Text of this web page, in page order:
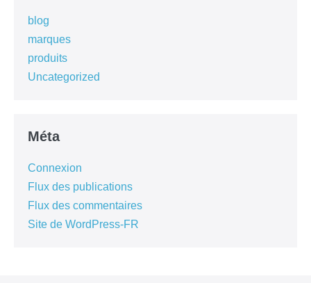
blog
marques
produits
Uncategorized
Méta
Connexion
Flux des publications
Flux des commentaires
Site de WordPress-FR